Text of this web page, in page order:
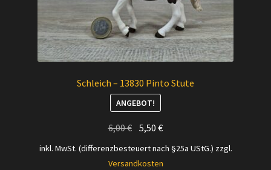
Schleich – 13830 Pinto Stute
ANGEBOT!
6,00€ Ursprünglicher
war:
5,50€Aktueller
Preis
inkl. MwSt. (differenzbesteuert nach §25a UStG.) zzgl.
Versandkosten